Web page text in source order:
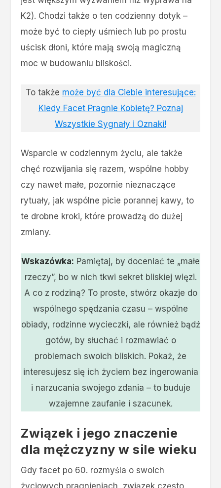
K2). Chodzi także o ten codzienny dotyk –
może być to ciepły uśmiech lub po prostu
uścisk dłoni, które mają swoją magiczną
moc w budowaniu bliskości.
To także może być dla Ciebie interesujące:
Kiedy Facet Pragnie Kobietę? Poznaj
Wszystkie Sygnały i Oznaki!
Wsparcie w codziennym życiu, ale także
chęć rozwijania się razem, wspólne hobby
czy nawet małe, pozornie nieznaczące
rytuały, jak wspólne picie porannej kawy, to
te drobne kroki, które prowadzą do dużej
zmiany.
Wskazówka: Pamiętaj, by doceniać te „małe
rzeczy”, bo w nich tkwi sekret bliskiej więzi.
A co z rodziną? To proste, stwórz okazje do
wspólnego spędzania czasu – wspólne
obiady, rodzinne wycieczki, ale również bądź
gotów, by słuchać i rozmawiać o
problemach swoich bliskich. Pokaż, że
interesujesz się ich życiem bez ingerowania
i narzucania swojego zdania – to buduje
wzajemne zaufanie i szacunek.
Związek i jego znaczenie
dla mężczyzny w sile wieku
Gdy facet po 60. rozmyśla o swoich